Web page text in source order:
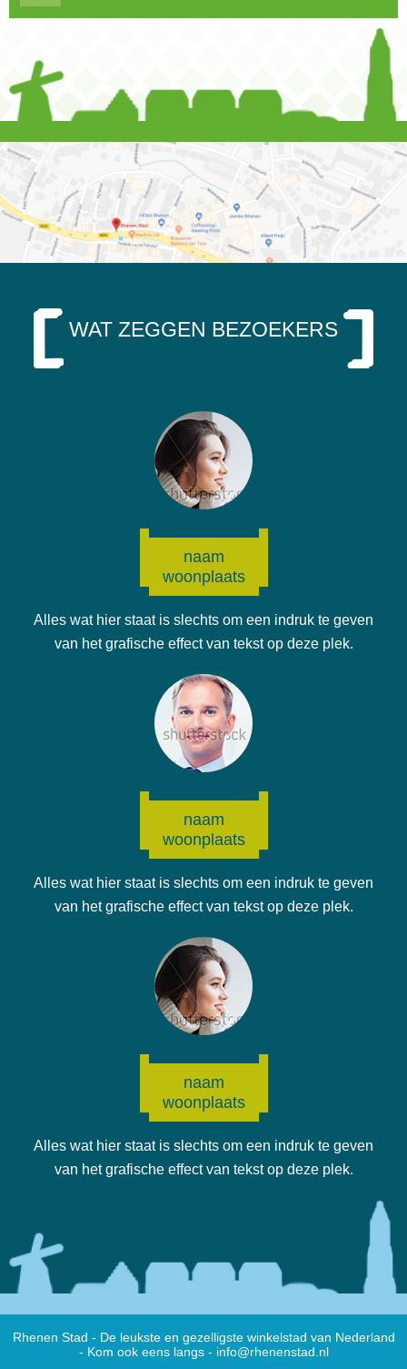
WAT ZEGGEN BEZOEKERS
naam
woonplaats
Alles wat hier staat is slechts om een indruk te geven
van het grafische effect van tekst op deze plek.
naam
woonplaats
Alles wat hier staat is slechts om een indruk te geven
van het grafische effect van tekst op deze plek.
naam
woonplaats
Alles wat hier staat is slechts om een indruk te geven
van het grafische effect van tekst op deze plek.
Rhenen Stad - De leukste en gezelligste winkelstad van Nederland
- Kom ook eens langs - info@rhenenstad.nl